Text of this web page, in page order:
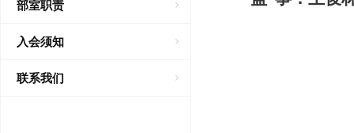
部室职责
入会须知
联系我们